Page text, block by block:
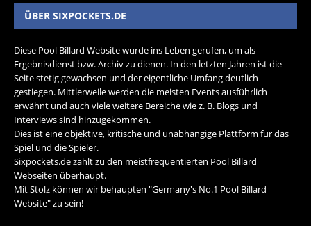
ÜBER SIXPOCKETS.DE
Diese Pool Billard Website wurde ins Leben gerufen, um als
Ergebnisdienst bzw. Archiv zu dienen. In den letzten Jahren ist die
Seite stetig gewachsen und der eigentliche Umfang deutlich
gestiegen. Mittlerweile werden die meisten Events ausführlich
erwähnt und auch viele weitere Bereiche wie z. B. Blogs und
Interviews sind hinzugekommen.
Dies ist eine objektive, kritische und unabhängige Plattform für das
Spiel und die Spieler.
Sixpockets.de zählt zu den meistfrequentierten Pool Billard
Webseiten überhaupt.
Mit Stolz können wir behaupten "Germany's No.1 Pool Billard
Website" zu sein!